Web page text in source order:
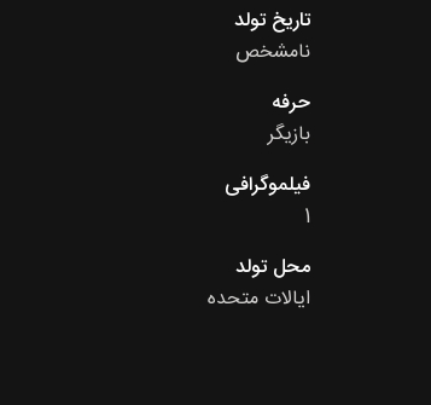
تاریخ تولد
نامشخص
حرفه
بازیگر
فیلموگرافی
1
محل تولد
ایالات متحده